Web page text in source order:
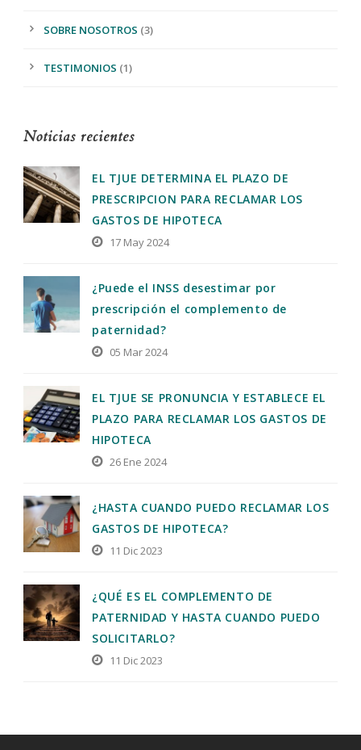
SOBRE NOSOTROS (3)
TESTIMONIOS (1)
Noticias recientes
EL TJUE DETERMINA EL PLAZO DE
PRESCRIPCION PARA RECLAMAR LOS
GASTOS DE HIPOTECA
17 May 2024
¿Puede el INSS desestimar por
prescripción el complemento de
paternidad?
05 Mar 2024
EL TJUE SE PRONUNCIA Y ESTABLECE EL
PLAZO PARA RECLAMAR LOS GASTOS DE
HIPOTECA
26 Ene 2024
¿HASTA CUANDO PUEDO RECLAMAR LOS
GASTOS DE HIPOTECA?
11 Dic 2023
¿QUÉ ES EL COMPLEMENTO DE
PATERNIDAD Y HASTA CUANDO PUEDO
SOLICITARLO?
11 Dic 2023